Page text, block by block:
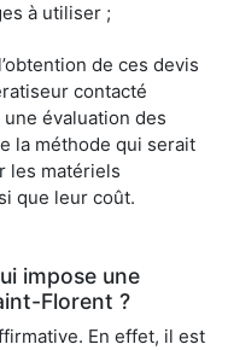
à utiliser ;
de ces devis
contacté
évaluation des
la méthode qui serait
les matériels
que leur coût.
impose une
Florent ?
En effet, il est